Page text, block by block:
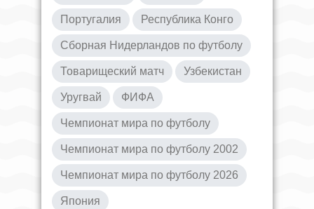
Португалия Республика Конго
Сборная Нидерландов по футболу
Товарищеский матч Узбекистан
Уругвай ФИФА
Чемпионат мира по футболу
Чемпионат мира по футболу 2002
Чемпионат мира по футболу 2026
Япония